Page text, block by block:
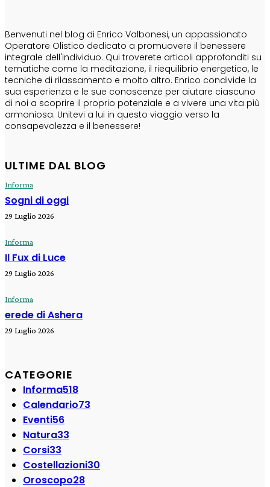
Benvenuti nel blog di Enrico Valbonesi, un appassionato
Operatore Olistico dedicato a promuovere il benessere
integrale dell'individuo. Qui troverete articoli approfonditi su
tematiche come la meditazione, il riequilibrio energetico, le
tecniche di rilassamento e molto altro. Enrico condivide la
sua esperienza e le sue conoscenze per aiutare ciascuno
di noi a scoprire il proprio potenziale e a vivere una vita più
armoniosa. Unitevi a lui in questo viaggio verso la
consapevolezza e il benessere!
ULTIME DAL BLOG
Informa
Sogni di oggi
29 Luglio 2026
Informa
Il Fux di Luce
29 Luglio 2026
Informa
erede di Ashera
29 Luglio 2026
CATEGORIE
Informa518
Calendario73
Eventi56
Natura33
Corsi33
Costellazioni30
Oroscopo28